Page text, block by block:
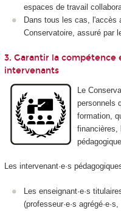
espaces de travail
Dans tous les cas, l'accès
Conservatoire, assuré par
3. Garantir la compétence
intervenants
Le
personnels
formation,
financières,
Les intervenant·e·s
Les enseignant·e·s
(professeur·e·s